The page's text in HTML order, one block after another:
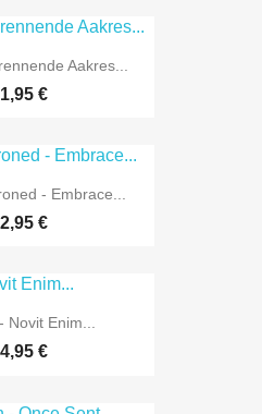
Aakres...
€
- Embrace...
€
Novit Enim...
€